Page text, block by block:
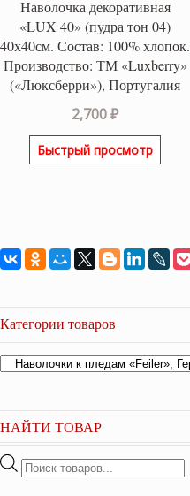
Наволочка декоративная
«LUX 40» (пудра тон 04)
40х40см. Состав: 100% хлопок.
Производство: ТМ «Luxberry»
(«Люксберри»), Португалия
2,700₽
Быстрый просмотр
Категории товаров
НАЙТИ ТОВАР
Поиск